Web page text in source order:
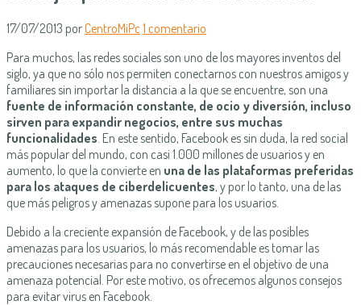
17/07/2013 porCentroMiPc1 comentario
Para muchos, las redes sociales son uno de los mayores inventos del
siglo, ya que no sólo nos permiten conectarnos con nuestros amigos y
familiares sin importar la distancia a la que se encuentre, son una
fuente de información constante, de ocio y diversión, incluso
sirven para expandir negocios, entre sus muchas
funcionalidades . En este sentido, Facebook es sin duda, la red social
más popular del mundo, con casi 1.000 millones de usuarios y en
aumento, lo que la convierte en una de las plataformas preferidas
para los ataques de ciberdelicuentes, y por lo tanto, una de las
que más peligros y amenazas supone para los usuarios.
Debido a la creciente expansión de Facebook, y de las posibles
amenazas para los usuarios, lo más recomendable es tomar las
precauciones necesarias para no convertirse en el objetivo de una
amenaza potencial. Por este motivo, os ofrecemos algunos consejos
para evitar virus en Facebook.